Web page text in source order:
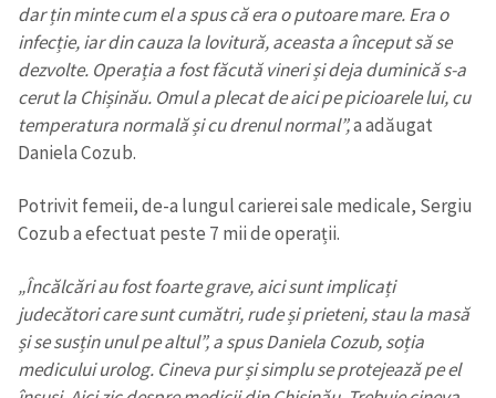
dar țin minte cum el a spus că era o putoare mare. Era o
infecție, iar din cauza la lovitură, aceasta a început să se
dezvolte. Operația a fost făcută vineri și deja duminică s-a
cerut la Chișinău. Omul a plecat de aici pe picioarele lui, cu
temperatura normală și cu drenul normal”,a adăugat
Daniela Cozub.
Potrivit femeii, de-a lungul carierei sale medicale, Sergiu
Cozub a efectuat peste 7 mii de operații.
„Încălcări au fost foarte grave, aici sunt implicați
judecători care sunt cumătri, rude și prieteni, stau la masă
și se susțin unul pe altul”, a spus Daniela Cozub, soția
medicului urolog. Cineva pur și simplu se protejează pe el